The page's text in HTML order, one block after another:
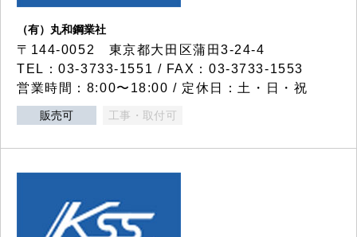
（有）丸和鋼業社
〒144-0052 東京都大田区蒲田3-24-4
TEL：03-3733-1551 / FAX：03-3733-1553
営業時間：8:00〜18:00 / 定休日：土・日・祝
販売可 工事・取付可